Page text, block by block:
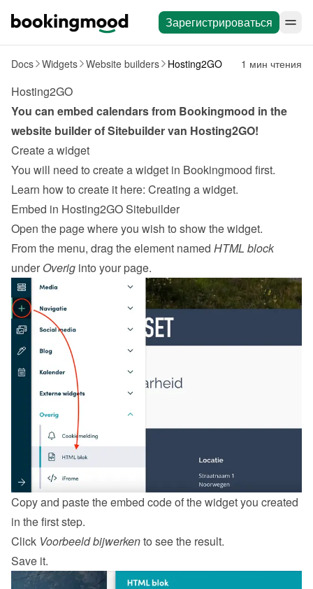
Зарегистрироваться
Docs Widgets Website builders Hosting2GO 1 мин чтения
Hosting2GO
You can embed calendars from Bookingmood in the
website builder of Sitebuilder van Hosting2GO!
Create a widget
You will need to create a widget in Bookingmood first.
Learn how to create it here: Creating a widget.
Embed in Hosting2GO Sitebuilder
Open the page where you wish to show the widget.
From the menu, drag the element named HTML block
under Overig into your page.
Copy and paste the embed code of the widget you created
in the first step.
Click Voorbeeld bijwerken to see the result.
Save it.